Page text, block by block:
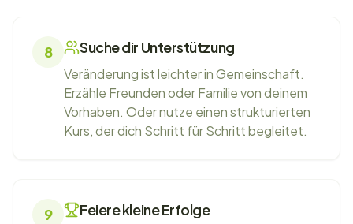
8 Suche dir Unterstützung
Veränderung ist leichter in Gemeinschaft.
Erzähle Freunden oder Familie von deinem
Vorhaben. Oder nutze einen strukturierten
Kurs, der dich Schritt für Schritt begleitet.
9 Feiere kleine Erfolge